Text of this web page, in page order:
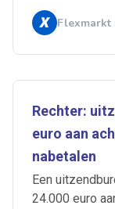
Flexmarkt
Rechter:
euro aan
nabetalen
Een
24.000 euro